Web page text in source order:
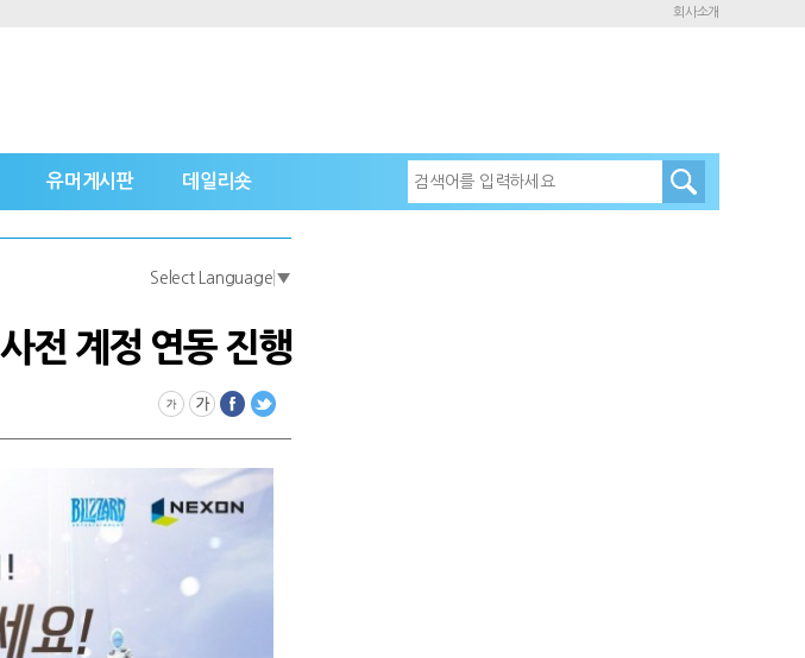
회사소개
유머게시판 데일리숏
Select Language ▼
전 계정 연동 진행